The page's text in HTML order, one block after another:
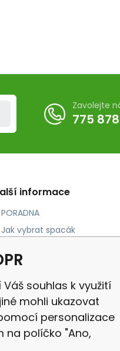
Zavolejte
775
informace
PORADNA
Jak vybrat spacák
Jak vybrat karimatku
Reklamacesouhlas k využití
mohli ukazovat
personalizace
na políčko "Ano,